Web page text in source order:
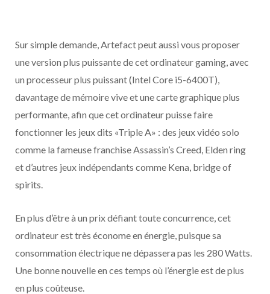
Sur simple demande, Artefact peut aussi vous proposer
une version plus puissante de cet ordinateur gaming, avec
un processeur plus puissant (Intel Core i5-6400T),
davantage de mémoire vive et une carte graphique plus
performante, afin que cet ordinateur puisse faire
fonctionner les jeux dits «Triple A» : des jeux vidéo solo
comme la fameuse franchise Assassin’s Creed, Elden ring
et d’autres jeux indépendants comme Kena, bridge of
spirits.
En plus d’être à un prix défiant toute concurrence, cet
ordinateur est très économe en énergie, puisque sa
consommation électrique ne dépassera pas les 280 Watts.
Une bonne nouvelle en ces temps où l’énergie est de plus
en plus coûteuse.